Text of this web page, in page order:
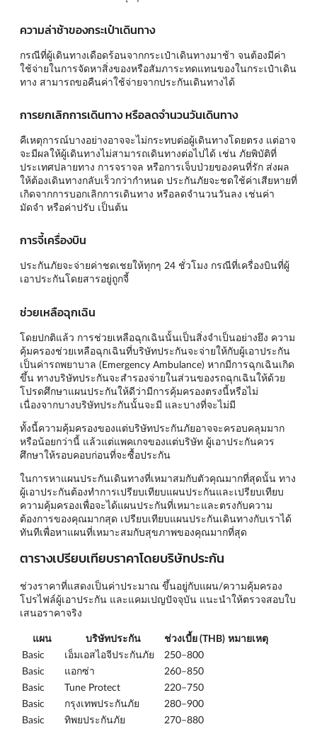
ความล่าช้าของกระเป๋าเดินทาง
กรณีที่ผู้เดินทางเดือดร้อนจากกระเป๋าเดินทางมาช้า จนต้องมีค่า
ใช้จ่ายในการจัดหาสิ่งของหรือสัมภาระทดแทนของในกระเป๋าเดิน
ทาง สามารถขอคืนค่าใช้จ่ายจากประกันเดินทางได้
การยกเลิกการเดินทาง หรือลดจำนวนวันเดินทาง
คืเหตุการณ์บางอย่างอาจจะไม่กระทบต่อผู้เดินทางโดยตรง แต่อาจ
จะมีผลให้ผู้เดินทางไม่สามารถเดินทางต่อไปได้ เช่น ภัยพิบัติที่
ประเทศปลายทาง การจราจล หรือการเจ็บป่วยของคนที่รัก ส่งผล
ให้ต้องเดินทางกลับเร็วกว่ากำหนด ประกันภัยจะชดใช้ค่าเสียหายที่
เกิดจากการบอกเลิกการเดินทาง หรือลดจำนวนวันลง เช่นค่า
มัดจำ หรือค่าปรับ เป็นต้น
การจี้เครื่องบิน
ประกันภัยจะจ่ายค่าชดเชยให้ทุกๆ 24 ชั่วโมง กรณีที่เครื่องบินที่ผู้
เอาประกันโดยสารอยู่ถูกจี้
ช่วยเหลือฉุกเฉิน
โดยปกติแล้ว การช่วยเหลือฉุกเฉินนั้นเป็นสิ่งจำเป็นอย่างยึง ความ
คุ้มครองช่วยเหลือฉุกเฉินที่บริษัทประกันจะจ่ายให้กับผู้เอาประกัน
เป็นค่ารถพยาบาล (Emergency Ambulance) หากมีการฉุกเฉินเกิด
ขึ้น ทางบริษัทประกันจะสำรองจ่ายในส่วนของรถฉุกเฉินให้ด้วย
โปรดศึกษาแผนประกันให้ดีว่ามีการคุ้มครองตรงนี้หรือไม่
เนื่องจากบางบริษัทประกันนั้นจะมี และบางที่จะไม่มี
ทั้งนี้ความคุ้มครองของแต่บริษัทประกันภัยอาจจะครอบคลุมมาก
หรือน้อยกว่านี้ แล้วแต่แพคเกจของแต่บริษัท ผู้เอาประกันควร
ศึกษาให้รอบคอบก่อนที่จะซื้อประกัน
ในการหาแผนประกันเดินทางที่เหมาสมกับตัวคุณมากที่สุดนั้น ทาง
ผู้เอาประกันต้องทำการเปรียบเทียบแผนประกันและเปรียบเทียบ
ความคุ้มครองเพื่อจะได้แผนประกันที่เหมาะและตรงกับความ
ต้องการของคุณมากสุด เปรียบเทียบแผนประกันเดินทางกับเราได้
ทันทีเพื่อหาแผนที่เหมาะสมกับสุขภาพของคุณมากที่สุด
ตารางเปรียบเทียบราคาโดยบริษัทประกัน
ช่วงราคาที่แสดงเป็นค่าประมาณ ขึ้นอยู่กับแผน/ความคุ้มครอง
โปรไฟล์ผู้เอาประกัน และแคมเปญปัจจุบัน แนะนำให้ตรวจสอบใบ
เสนอราคาจริง
แผน บริษัทประกัน ช่วงเบี้ย (THB) หมายเหตุ
Basic
เอ็มเอสไอจีประกันภัย
250–800
Basic
แอกซ่า
260–850
Basic
Tune Protect
220–750
Basic
กรุงเทพประกันภัย
280–900
Basic
ทิพยประกันภัย
270–880